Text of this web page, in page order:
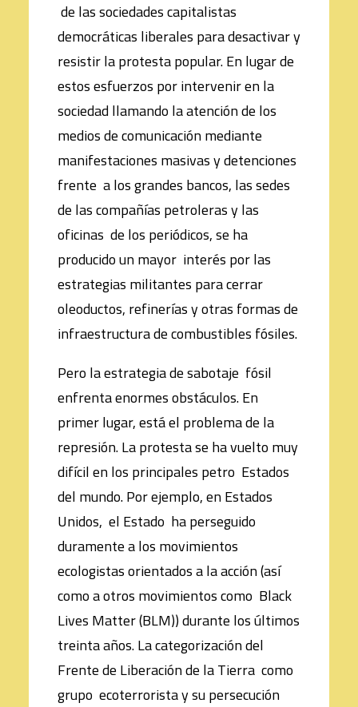
de las sociedades capitalistas
democráticas liberales para desactivar y
resistir la protesta popular. En lugar de
estos esfuerzos por intervenir en la
sociedad llamando la atención de los
medios de comunicación mediante
manifestaciones masivas y detenciones
frente a los grandes bancos, las sedes
de las compañías petroleras y las
oficinas de los periódicos, se ha
producido un mayor interés por las
estrategias militantes para cerrar
oleoductos, refinerías y otras formas de
infraestructura de combustibles fósiles.
Pero la estrategia de sabotaje fósil
enfrenta enormes obstáculos. En
primer lugar, está el problema de la
represión. La protesta se ha vuelto muy
difícil en los principales petro Estados
del mundo. Por ejemplo, en Estados
Unidos, el Estado ha perseguido
duramente a los movimientos
ecologistas orientados a la acción (así
como a otros movimientos como Black
Lives Matter (BLM)) durante los últimos
treinta años. La categorización del
Frente de Liberación de la Tierra como
grupo ecoterrorista y su persecución